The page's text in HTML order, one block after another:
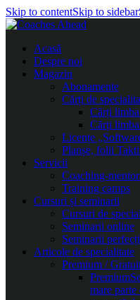
Skip to contentSkip to sidebar
Acasă
Despre noi
Magazin
Abonamente
Cărți de
Cărți
Cărți
Licențe
Planșe, folii
Servicii
Coaching-
Training camps
Cursuri și seminarii
Cursuri de
Seminarii online
Seminarii
Articole de specialitate
Premium /
Premium
mare